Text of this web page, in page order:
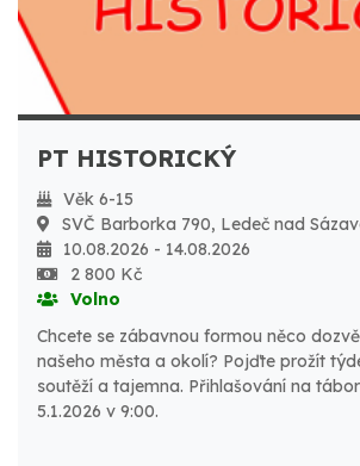
PT HISTORICKÝ
Věk 6-15
SVČ Barborka 790, Ledeč nad
10.08.2026 - 14.08.2026
2 800 Kč
Volno
Chcete se zábavnou formou něco dozvědět o
našeho města a okolí? Pojďte prožít týden plný her,
soutěží a tajemna. Přihlašování na tábor bude spuštěno
5.1.2026 v 9:00.